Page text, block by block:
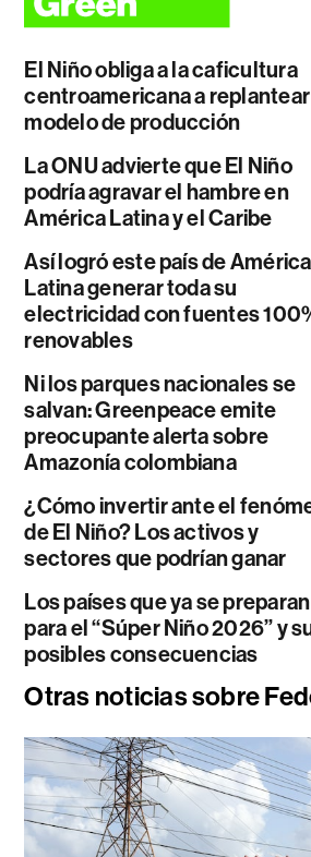
El Niño obliga a la caficultura
centroamericana a
modelo de producción
La ONU advierte que El Niño
podría agravar el hambre en
América Latina y el Caribe
Así logró este país de América
Latina generar toda su
electricidad con fuentes
renovables
Ni los parques nacionales se
salvan: Greenpeace emite
preocupante alerta sobre
Amazonía colombiana
¿Cómo invertir ante el
de El Niño? Los activos y
sectores que podrían ganar
Los países que ya se preparan
para el “Súper Niño 2026” y
posibles consecuencias
Otras noticias sobre